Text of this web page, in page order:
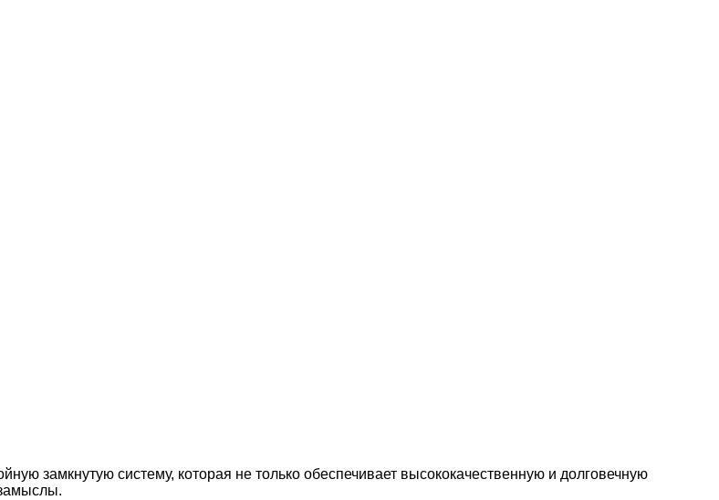
замкнутую систему, которая не только обеспечивает высококачественную и долговечную